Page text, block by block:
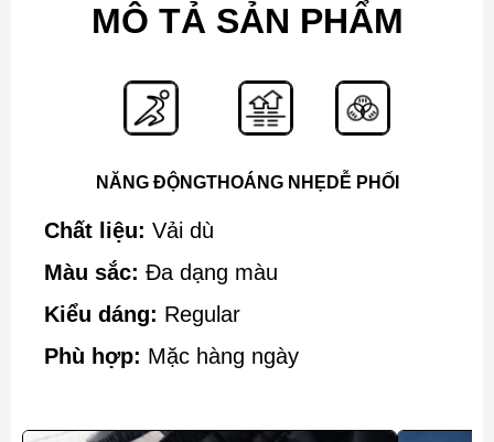
MÔ TẢ SẢN PHẨM
NĂNG ĐỘNGTHOÁNG NHẸ DỄ PHỐI
Chất liệu: Vải dù
Màu sắc: Đa dạng màu
Kiểu dáng: Regular
Phù hợp: Mặc hàng ngày